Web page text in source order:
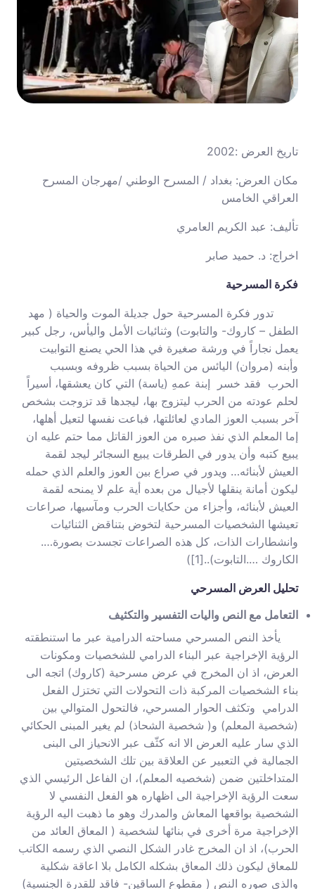
تاريخ العرض :2002
مكان العرض: بغداد / المسرح الوطني /مهرجان المسرح
العراقي الخامس
تأليف: عبد الكريم العامري
اخراج: د. حميد صابر
فكرة المسرحية
تدور فكرة المسرحية حول جديلة الموت والحياة ( مهد
الطفل – كاروك- والتابوت) وثنائيات الأمل واليأس، رجل كبير
يعمل نجاراً في ورشة صغيرة في هذا الحي يصنع التوابيت
وأبنه (مروان) اليائس من الحياة بسبب ظروفه وبسبب
الحرب فقد خسر إبنة عمهِ (ياسة) التي كان يعشقها، أسيراً
لحلم عودته من الحرب ليتزوج بها، ليجدها قد تزوجت بشخص
آخر بسبب العوز المادي لعائلتها، فباعت نفسها لتعيل أهلها،
إما المعلم الذي نفذ صبره من العوز القاتل مما حتم عليه ان
يبيع كتبه وأن يدور في الطرقات يبيع السجائر ليجد لقمة
العيش لأبنائه… ويدور في صراع بين العوز والعلم الذي حمله
ليكون أمانة ينقلها لأجيال من بعده أية علم لا يمنحه لقمة
العيش لأبنائه، وأجزاء من حكايات الحرب ومآسيها، صراعات
تعيشها الشخصيات المسرحية لتخوض بتناقض الثنائيات
وانشطارات الذات، كل هذه الصراعات تجسدت بصورة….
الكاروك ….التابوت)..[1]
)
تحليل العرض المسرحي
التعامل مع النص واليات التفسير والتكثيف
يأخذ النص المسرحي مساحته الدرامية عبر ما استنطقته
الرؤية الإخراجية عبر البناء الدرامي للشخصيات ومكونات
العرض، اذ ان المخرج في عرض مسرحية (كاروك) اتجه الى
بناء الشخصيات المركبة ذات التحولات التي تختزل الفعل
الدرامي وتكثف الحوار المسرحي، فالتحول المتوالي بين
(شخصية المعلم) و( شخصية الشحاذ) لم يغير المبنى الحكائي
الذي سار عليه العرض الا انه كثّف عبر الانحياز الى البنى
الجمالية في التعبير عن العلاقة بين تلك الشخصيتين
المتداخلتين ضمن (شخصيه المعلم)، ان الفاعل الرئيسي الذي
سعت الرؤية الإخراجية الى اظهاره هو الفعل النفسي لا
الشخصية بواقعها المعاش والمدرك وهو ما ذهبت اليه الرؤية
الإخراجية مرة أخرى في بنائها لشخصية ( المعاق العائد من
الحرب)، اذ ان المخرج غادر الشكل النصي الذي رسمه الكاتب
للمعاق ليكون ذلك المعاق بشكله الكامل بلا اعاقة شكلية
والذي صوره النص ( مقطوع الساقين- فاقد للقدرة الجنسية)